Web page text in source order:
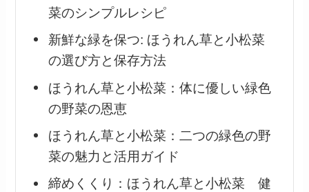
菜のシンプルレシピ
新鮮な緑を保つ: ほうれん草と小松菜
の選び方と保存方法
ほうれん草と小松菜：体に優しい緑色
の野菜の恩恵
ほうれん草と小松菜：二つの緑色の野
菜の魅力と活用ガイド
締めくくり：ほうれん草と小松菜 健